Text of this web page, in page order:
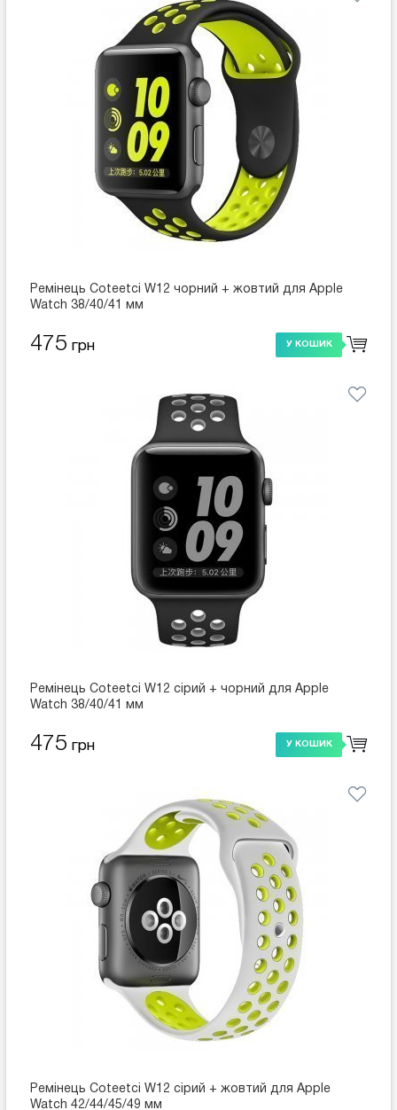
Ремінець Coteetci W12 чорний + жовтий для Apple
Watch 38/40/41 мм
475 грн У КОШИК
Ремінець Coteetci W12 сірий + чорний для Apple
Watch 38/40/41 мм
475 грн У КОШИК
Ремінець Coteetci W12 сірий + жовтий для Apple
Watch 42/44/45/49 мм